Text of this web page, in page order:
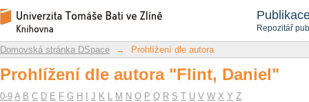
Repozitář
Prohlížení dle autora "Flint, Daniel"
Repozitář DSpace/Manakin
Domovská stránka DSpace → Prohlížení dle autora
Prohlížení dle autora "Flint, Daniel"
0-9 A B C D E F G H J K L M N O P Q R S T U V W X Y Z